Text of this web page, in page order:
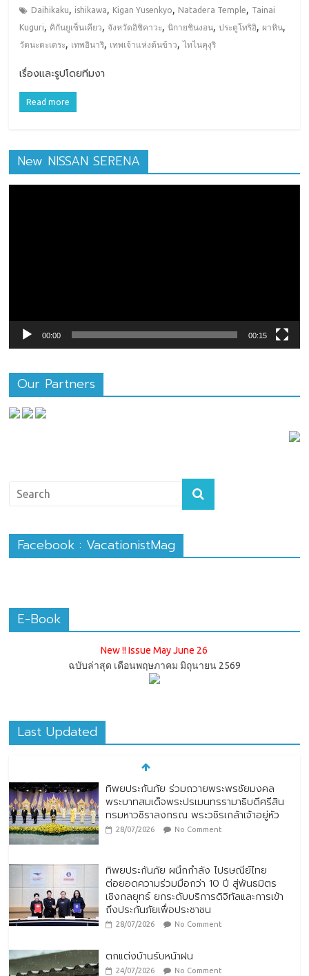
Daihikaku, ishikawa, Kigan Yusenkyo, Natadera Temple, Tainai
Kuguri, คิกันยูเซ็นเคียว, จังหวัดอิชิคาวะ,นิกายชินงอน,ประตูโทริอิ,ผาหิน,
วัดนะตะเดระ, เทพอินาริ, เทพเจ้าแห่งต้นข้าว,ไทไนคุงุริ
เรื่องและรูปโดยทีมงา
Read more
New NISSAN SERENA
00:00 00:15
Our Partners
Facebook : VacationistMag
E-Book
New !! Issue May June 26
ฉบับล่าสุด เดือนพฤษภาคม มิถุนายน 2569
Last Updated
ทิพยประกันภัย ร่วมถวายพระพรชัยมงคล
พระบาทสมเด็จพระปรเมนทรรามาธิบดีศรีสิน
ทรมหาวชิราลงกรณ พระวชิรเกล้าเจ้าอยู่หัว
28/07/2026 No Comment
ทิพยประกันภัย ผนึกกำลัง ไปรษณีย์ไทย
ต่อยอดความร่วมมือกว่า 10 ปี สู่พันธมิตร
เชิงกลยุทธ์ ยกระดับบริการดิจิทัลและการเข้า
ถึงประกันภัยเพื่อประชาชน
28/07/2026 No Comment
ตกแต่งบ้านรับหน้าฝน
24/07/2026 No Comment